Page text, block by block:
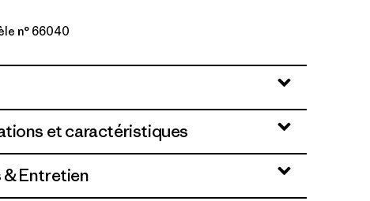
Limestone Yellow
n° 66040
et caractéristiques
& Entretien